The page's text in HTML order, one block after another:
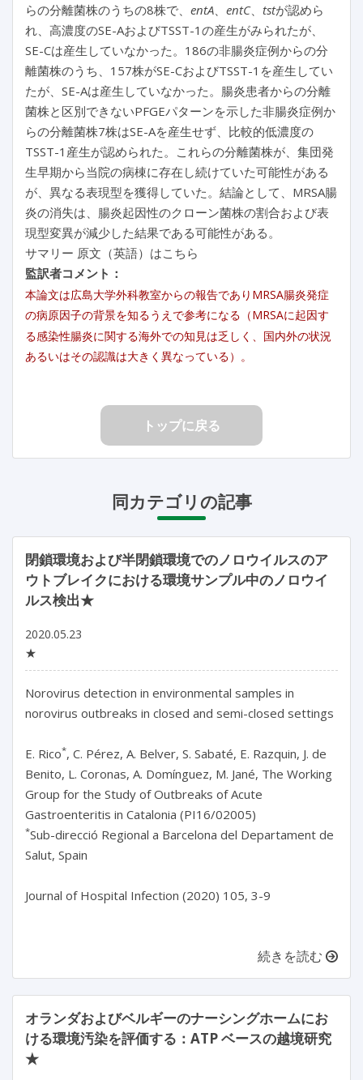
らの分離菌株のうちの8株で、 entA entC、 tstが認めら
れ、高濃度のSE-AおよびTSST-1の産生がみられたが、
SE-Cは産生していなかった。186の非腸炎症例からの分
離菌株のうち、157株がSE-CおよびTSST-1を産生してい
たが、SE-Aは産生していなかった。腸炎患者からの分離
菌株と区別できないPFGEパターンを示した非腸炎症例か
らの分離菌株7株はSE-Aを産生せず、比較的低濃度の
TSST-1産生が認められた。これらの分離菌株が、集団発
生早期から当院の病棟に存在し続けていた可能性がある
が、異なる表現型を獲得していた。結論として、MRSA腸
炎の消失は、腸炎起因性のクローン菌株の割合および表
現型変異が減少した結果である可能性がある。
サマリー 原文（英語）はこちら
監訳者コメント：
本論文は広島大学外科教室からの報告でありMRSA腸炎発症
の病原因子の背景を知るうえで参考になる（MRSAに起因す
る感染性腸炎に関する海外での知見は乏しく、国内外の状況
あるいはその認識は大きく異なっている）。
トップに戻る
同カテゴリの記事
閉鎖環境および半閉鎖環境でのノロウイルスのア
ウトブレイクにおける環境サンプル中のノロウイ
ルス検出★
2020.05.23
★
Norovirus detection in environmental samples in
norovirus outbreaks in closed and semi-closed settings
E. Rico*, C. Pérez, A. Belver, S. Sabaté, E. Razquin, J. de
Benito, L. Coronas, A. Domínguez, M. Jané, The Working
Group for the Study of Outbreaks of Acute
Gastroenteritis in Catalonia (PI16/02005)
*Sub-direcció Regional a Barcelona del Departament de
Salut, Spain
Journal of Hospital Infection (2020) 105, 3-9
続きを読む
オランダおよびベルギーのナーシングホームにお
ける環境汚染を評価する：ATP ベースの越境研究
★